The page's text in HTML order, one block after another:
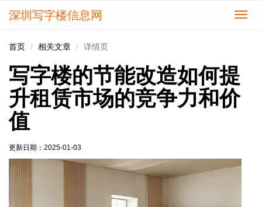
切
深圳写字楼信息网
首页 相关文章 详情页
写字楼的节能改造如何提
升租赁市场的竞争力和价
值
更新日期： 2025-01-03